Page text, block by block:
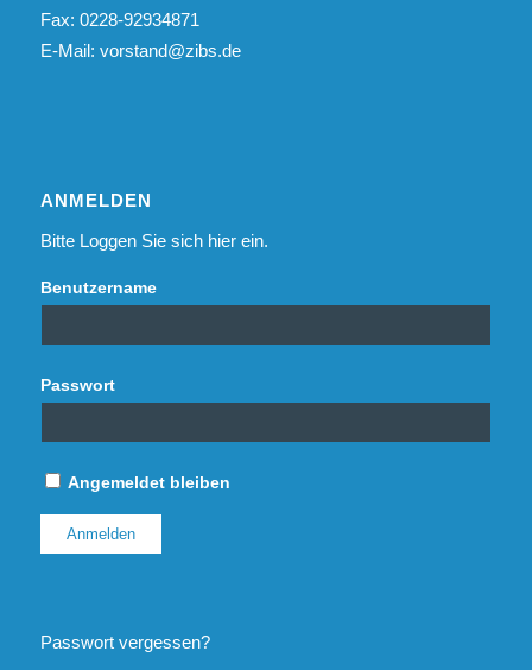
Fax: 0228-92934871
E-Mail: vorstand@zibs.de
ANMELDEN
Bitte Loggen Sie sich hier ein.
Benutzername
Passwort
Angemeldet bleiben
Passwort vergessen?